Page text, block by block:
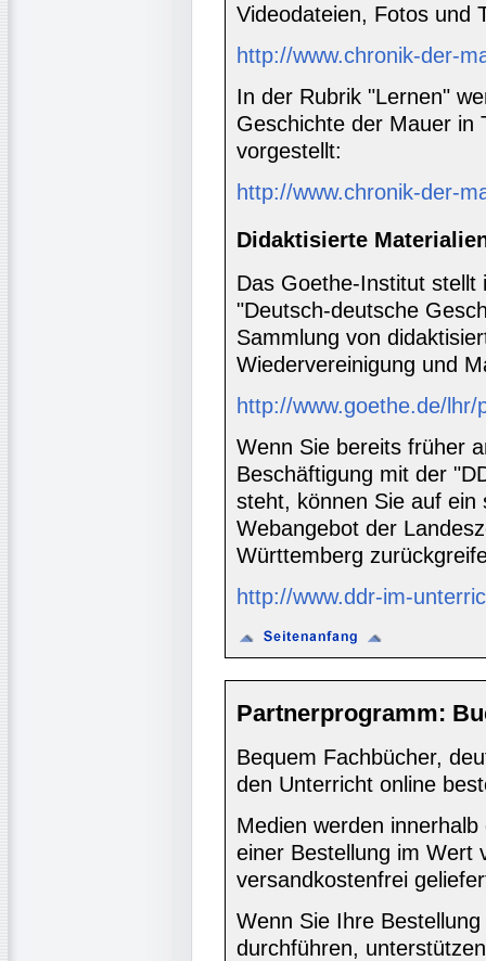
Videodateien, Fotos und
http://www.chronik-der-
In der Rubrik "Lernen"
Geschichte der Mauer in
vorgestellt:
http://www.chronik-der-
Didaktisierte
Das Goethe-Institut stellt
"Deutsch-deutsche
Sammlung von
Wiedervereinigung und
http://www.goethe.de/
Wenn Sie bereits früher
Beschäftigung mit der
steht, können Sie auf ein
Webangebot der
Württemberg
http://www.ddr-im-
Partnerprogramm:
Bequem Fachbücher,
den Unterricht online
Medien werden
einer Bestellung im Wert
versandkostenfrei
Wenn Sie Ihre
durchführen,